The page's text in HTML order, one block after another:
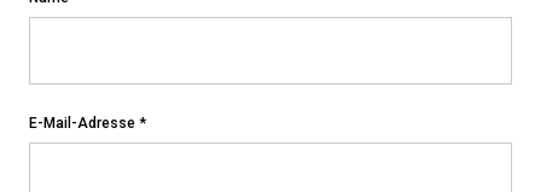
E-Mail-Adresse *